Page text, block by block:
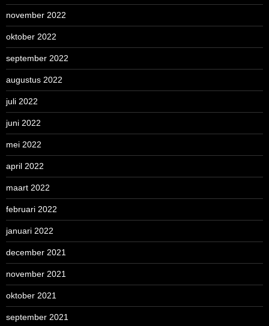
november 2022
oktober 2022
september 2022
augustus 2022
juli 2022
juni 2022
mei 2022
april 2022
maart 2022
februari 2022
januari 2022
december 2021
november 2021
oktober 2021
september 2021